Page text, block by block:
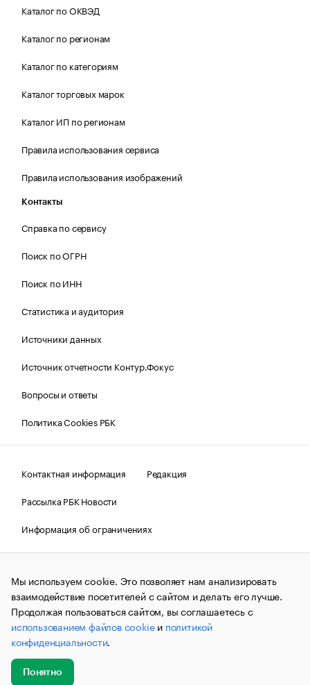
Каталог по ОКВЭД
Каталог по регионам
Каталог по категориям
Каталог торговых марок
Каталог ИП по регионам
Правила использования сервиса
Правила использования изображений
Контакты
Справка по сервису
Поиск по ОГРН
Поиск по ИНН
Статистика и аудитория
Источники данных
Источник отчетности Контур.Фокус
Вопросы и ответы
Политика Cookies РБК
Контактная информация
Редакция
Рассылка РБК Новости
Информация об ограничениях
Правовая информация
О соблюдении авторских прав
© АО «РОСБИЗНЕСКОНСАЛТИНГ»,1995–2026.Сообщения
и материалы информационного агентства «РБК»
(зарегистрировано Федеральной службой по надзору в сфере
связи, информационных технологий и массовых
коммуникаций (Роскомнадзор) 09.12.2015 за номером ИА
№ФС77-63848) сопровождаются пометкой «РБК». Отдельные
публикации могут содержать информацию,
не предназначенную для пользователей
до 18 лет.
Мы используем cookie. Это позволяет нам анализировать
взаимодействие посетителей с сайтом и делать его лучше.
Продолжая пользоваться сайтом, вы соглашаетесь с
использованием файлов cookieи политикой
конфиденциальности.
Понятно